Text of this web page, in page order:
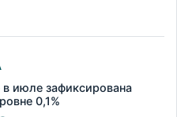
в июле зафиксирована
0,1%